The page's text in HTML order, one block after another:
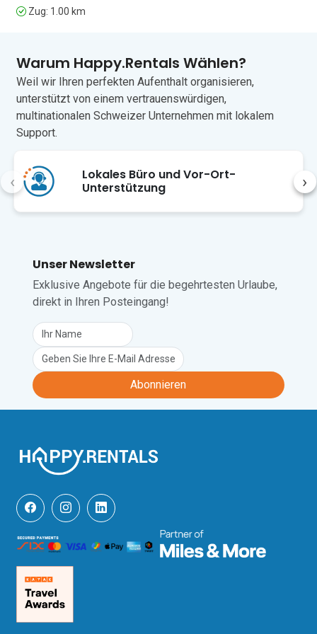
Botanischen Garten erkunden möchten,
internationale Flughafen ist Mailand-
Malpensa, etwa eine Autostunde
entfernt. Reisen Sie mit dem Zug an?
Der Bahnhof von Stresa ist nur 10
Gehminuten von der Ferienwohnung
entfernt. Für diejenigen, die mit dem
Zug: 1.00 km
Warum Happy.Rentals Wählen?
Weil wir Ihren perfekten Aufenthalt organisieren,
unterstützt von einem vertrauenswürdigen,
multinationalen Schweizer Unternehmen mit lokalem
Support.
Lokales Büro und Vor-Ort-
Unterstützung
‹ ›
Unser Newsletter
Exklusive Angebote für die begehrtesten Urlaube,
direkt in Ihren Posteingang!
Abonnieren